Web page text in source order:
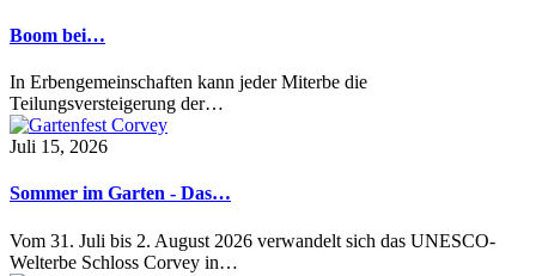
Boom bei…
In Erbengemeinschaften kann jeder Miterbe die
Teilungsversteigerung der…
Juli 15, 2026
Sommer im Garten - Das…
Vom 31. Juli bis 2. August 2026 verwandelt sich das UNESCO-
Welterbe Schloss Corvey in…